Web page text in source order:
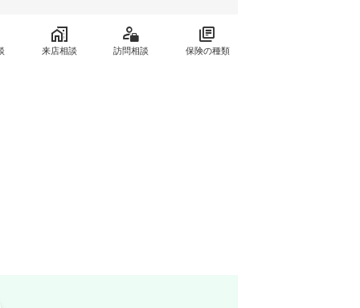
来店相談 訪問相談 保険の種類